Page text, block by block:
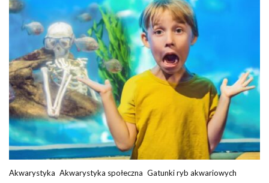
Akwarystyka Akwarystyka społeczna Gatunki ryb akwariowych